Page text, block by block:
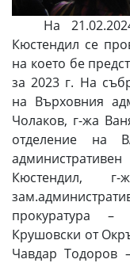
На
Кюстендил се
на което бе
за 2023 г. На
на Върховния
Чолаков, г-жа
отделение на
Кюстендил,
прокуратура –
Крушовски от
Чавдар Тодоров